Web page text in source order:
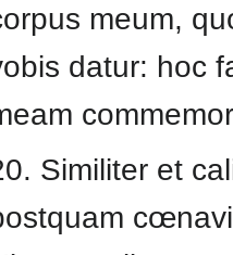
meum,
datur: hoc
Similiter et